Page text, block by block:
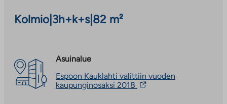
Kolmio 3h+k+s| 82 m²
Asuinalue
Espoon Kauklahti valittiin vuoden
kaupunginosaksi 2018 Linkki